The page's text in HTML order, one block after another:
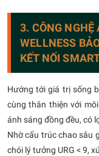
3. CÔNG
WELLNESS
KẾT NỐI
Hướng tới giá trị sống
cùng thân thiện với
ánh sáng đồng đều, có
Nhờ cấu trúc chao sâu
chói lý tưởng URG < 9,